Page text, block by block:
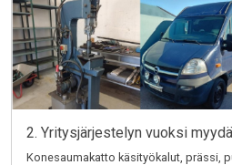
2. Yritysjärjestelyn vuoksi
Konesaumakatto käsityökalut, prässi,